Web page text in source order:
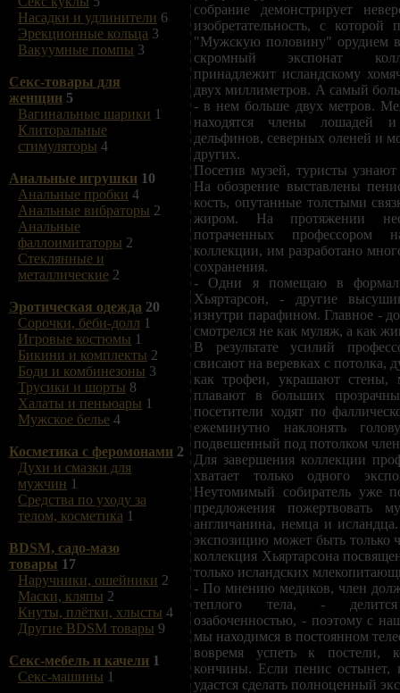
Насадки и удлинители 6
Эрекционные кольца 3
Вакуумные помпы 3
Секс-товары для
женщин 5
Вагинальные шарики 1
Клиторальные
стимуляторы 4
Анальные игрушки 10
Анальные пробки 4
Анальные вибраторы 2
Анальные
фаллоимитаторы 2
Стеклянные и
металлические 2
Эротическая одежда 20
Сорочки, беби-долл 1
Игровые костюмы 1
Бикини и комплекты 2
Боди и комбинезоны 3
Трусики и шорты 8
Халаты и пеньюары 1
Мужское белье 4
Косметика с феромонами 2
Духи и смазки для
мужчин 1
Средства по уходу за
телом, косметика 1
BDSM, садо-мазо
товары 17
Наручники, ошейники 2
Маски, кляпы 2
Кнуты, плётки, хлысты 4
Другие BDSM товары 9
Секс-мебель и качели 1
Секс-машины 1
собрание демонстрирует
изобретательность, с
"Мужскую половину" орудием
скромный экспонат
принадлежит исландскому
двух миллиметров. А самый
- в нем больше двух метров.
находятся члены лошадей
дельфинов, северных оленей и
других.
Посетив музей, туристы
На обозрение выставлены
кость, опутанные толстыми
жиром. На протяжении
потраченных профессором
коллекции, им разработано
сохранения.
- Одни я помещаю в
Хьяртарсон, - другие
изнутри парафином. Главное -
смотрелся не как муляж, а как
В результате усилий
свисают на веревках с потолка,
как трофеи, украшают стены,
плавают в больших
посетители ходят по
ежеминутно наклонять
подвешенный под потолком
Для завершения коллекции
хватает только одного
Неутомимый собиратель уже
предложения
англичанина, немца и
экспозицию может быть только
коллекция Хьяртарсона
только исландских
- По мнению медиков, член
теплого тела, - делится
озабоченностью, - поэтому с
мы находимся в постоянном
вовремя успеть к постели,
кончины. Если пенис остынет,
удастся сделать полноценный